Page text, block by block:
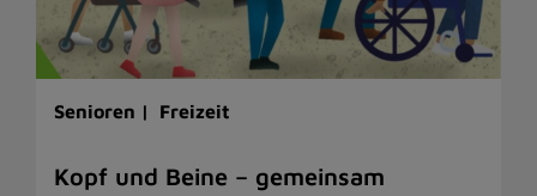
Senioren | Freizeit
Kopf und Beine – gemeinsam